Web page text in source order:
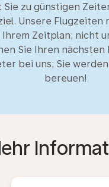
Sie zu günstigen
Unsere Flugzeiten
Ihrem Zeitplan; nicht
Sie Ihren nächsten
bei uns; Sie
bereuen!